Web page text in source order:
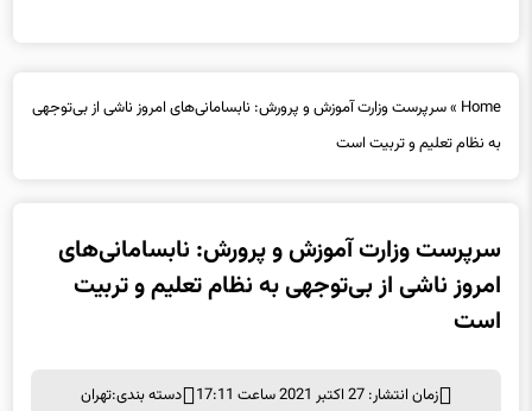
به نظام تعلیم و تربیت است
امروز ناشی از بی‌توجهی به نظام تعلیم و تربیت
است
شناسه خبر: 59589
زمان مطالعه: 7 دقیقه